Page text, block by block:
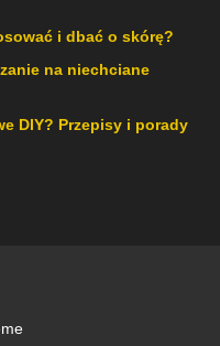
i dbać o skórę?
na niechciane
DIY? Przepisy i porady